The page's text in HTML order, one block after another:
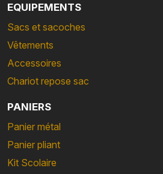
EQUIPEMENTS
Sacs et sacoches
Vêtements
Accessoires
Chariot repose sac
PANIERS
Panier métal
Panier pliant
Kit Scolaire